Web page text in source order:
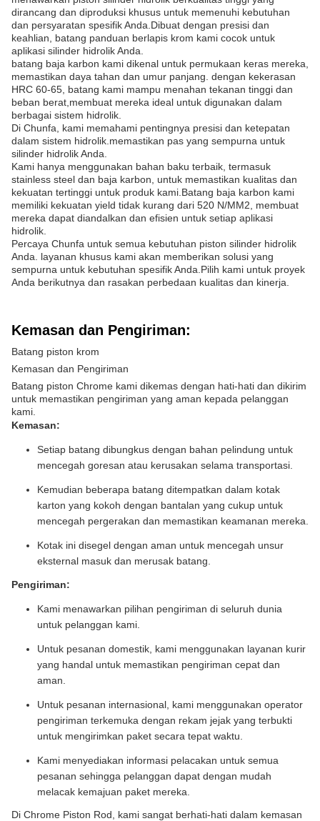
dirancang dan diproduksi khusus untuk memenuhi kebutuhan
dan persyaratan spesifik Anda.Dibuat dengan presisi dan
keahlian, batang panduan berlapis krom kami cocok untuk
aplikasi silinder hidrolik Anda.
batang baja karbon kami dikenal untuk permukaan keras mereka,
memastikan daya tahan dan umur panjang. dengan kekerasan
HRC 60-65, batang kami mampu menahan tekanan tinggi dan
beban berat,membuat mereka ideal untuk digunakan dalam
berbagai sistem hidrolik.
Di Chunfa, kami memahami pentingnya presisi dan ketepatan
dalam sistem hidrolik.memastikan pas yang sempurna untuk
silinder hidrolik Anda.
Kami hanya menggunakan bahan baku terbaik, termasuk
stainless steel dan baja karbon, untuk memastikan kualitas dan
kekuatan tertinggi untuk produk kami.Batang baja karbon kami
memiliki kekuatan yield tidak kurang dari 520 N/MM2, membuat
mereka dapat diandalkan dan efisien untuk setiap aplikasi
hidrolik.
Percaya Chunfa untuk semua kebutuhan piston silinder hidrolik
Anda. layanan khusus kami akan memberikan solusi yang
sempurna untuk kebutuhan spesifik Anda.Pilih kami untuk proyek
Anda berikutnya dan rasakan perbedaan kualitas dan kinerja.
Kemasan dan Pengiriman:
Batang piston krom
Kemasan dan Pengiriman
Batang piston Chrome kami dikemas dengan hati-hati dan dikirim
untuk memastikan pengiriman yang aman kepada pelanggan
kami.
Kemasan:
Setiap batang dibungkus dengan bahan pelindung untuk
mencegah goresan atau kerusakan selama transportasi.
Kemudian beberapa batang ditempatkan dalam kotak
karton yang kokoh dengan bantalan yang cukup untuk
mencegah pergerakan dan memastikan keamanan mereka.
Kotak ini disegel dengan aman untuk mencegah unsur
eksternal masuk dan merusak batang.
Pengiriman:
Kami menawarkan pilihan pengiriman di seluruh dunia
untuk pelanggan kami.
Untuk pesanan domestik, kami menggunakan layanan kurir
yang handal untuk memastikan pengiriman cepat dan
aman.
Untuk pesanan internasional, kami menggunakan operator
pengiriman terkemuka dengan rekam jejak yang terbukti
untuk mengirimkan paket secara tepat waktu.
Kami menyediakan informasi pelacakan untuk semua
pesanan sehingga pelanggan dapat dengan mudah
melacak kemajuan paket mereka.
Di Chrome Piston Rod, kami sangat berhati-hati dalam kemasan